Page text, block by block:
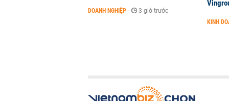
DOANH NGHIỆP - 3 giờ trước
KINH